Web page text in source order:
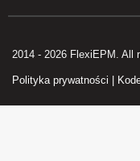
2014 - 2026 FlexiEPM. All
Polityka prywatności